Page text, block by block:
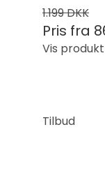
1.199 DKK
Pris fra
Vis produkt
Tilbud